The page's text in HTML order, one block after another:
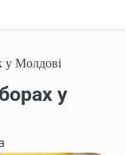
у Молдові
у